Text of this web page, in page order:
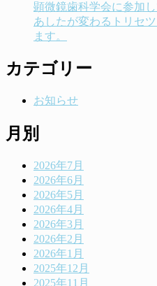
顕微鏡歯科学会に参加
あしたが変わるトリセ
ます。
カテゴリー
お知らせ
月別
2026年7月
2026年6月
2026年5月
2026年4月
2026年3月
2026年2月
2026年1月
2025年12月
2025年11月